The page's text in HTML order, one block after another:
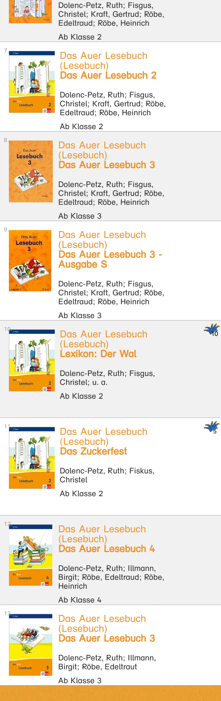
Dolenc-Petz, Ruth; Fisgus,
Christel; Kraft, Gertrud; Röbe,
Edeltraud; Röbe, Heinrich
Ab Klasse 2
Das Auer Lesebuch
(Lesebuch)
Das Auer Lesebuch 2
Dolenc-Petz, Ruth; Fisgus,
Christel; Kraft, Gertrud; Röbe,
Edeltraud; Röbe, Heinrich
Ab Klasse 2
Das Auer Lesebuch
(Lesebuch)
Das Auer Lesebuch 3
Dolenc-Petz, Ruth; Fisgus,
Christel; Kraft, Gertrud; Röbe,
Edeltraud; Röbe, Heinrich
Ab Klasse 3
Das Auer Lesebuch
(Lesebuch)
Das Auer Lesebuch 3 -
Ausgabe S
Dolenc-Petz, Ruth; Fisgus,
Christel; Kraft, Gertrud; Röbe,
Edeltraud; Röbe, Heinrich
Ab Klasse 3
Das Auer Lesebuch
(Lesebuch)
Lexikon: Der Wal
Dolenc-Petz, Ruth; Fisgus,
Christel; u. a.
Ab Klasse 2
Das Auer Lesebuch
(Lesebuch)
Das Zuckerfest
Dolenc-Petz, Ruth; Fiskus,
Christel
Ab Klasse 2
Das Auer Lesebuch
(Lesebuch)
Das Auer Lesebuch 4
Dolenc-Petz, Ruth; Illmann,
Birgit; Röbe, Edeltraud; Röbe,
Heinrich
Ab Klasse 4
Das Auer Lesebuch
(Lesebuch)
Das Auer Lesebuch 3
Dolenc-Petz, Ruth; Illmann,
Birgit; Röbe, Edeltraut
Ab Klasse 3